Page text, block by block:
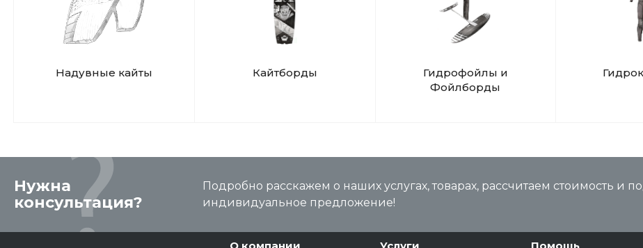
Надувные кайты Кайтборды
Гидрофойлы и
Фойлборды
Нужна
консультация?
Подробно расскажем о наших услугах, товарах, рассчитаем стоимость и
индивидуальное предложение!